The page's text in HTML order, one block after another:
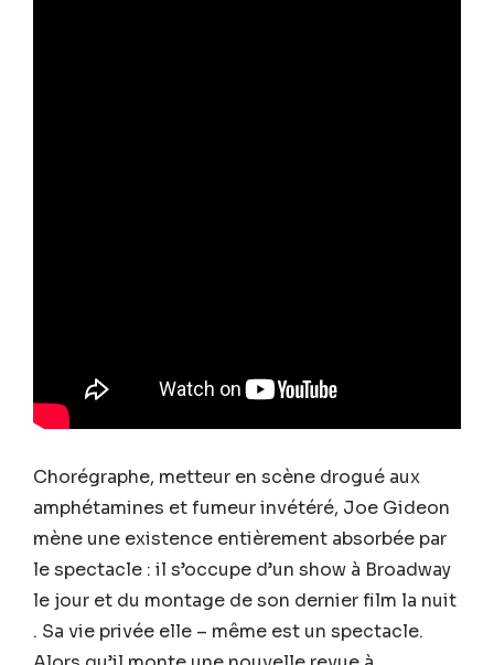
Chorégraphe, metteur en scène drogué aux
amphétamines et fumeur invétéré, Joe Gideon
mène une existence entièrement absorbée par
le spectacle : il s’occupe d’un show à Broadway
le jour et du montage de son dernier film la nuit
. Sa vie privée elle – même est un spectacle.